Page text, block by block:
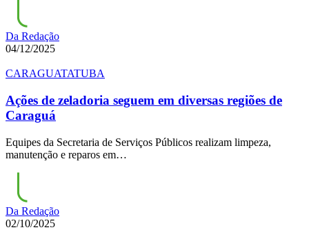
Da Redação
04/12/2025
CARAGUATATUBA
Ações de zeladoria seguem em diversas regiões de
Caraguá
Equipes da Secretaria de Serviços Públicos realizam limpeza,
manutenção e reparos em…
Da Redação
02/10/2025